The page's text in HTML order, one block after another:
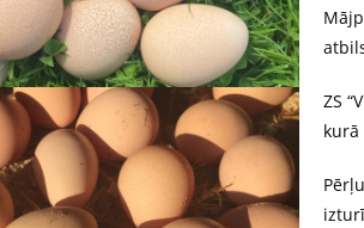
ZS
kurā